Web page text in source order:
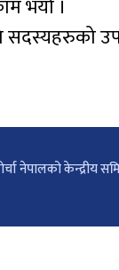
भयो ।
सदस्यहरुको
नेपालको केन्द्रीय